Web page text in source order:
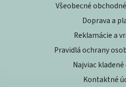
Všeobecné
Doprava a
Reklamácie a
Pravidlá ochrany
Najviac
Kontaktné